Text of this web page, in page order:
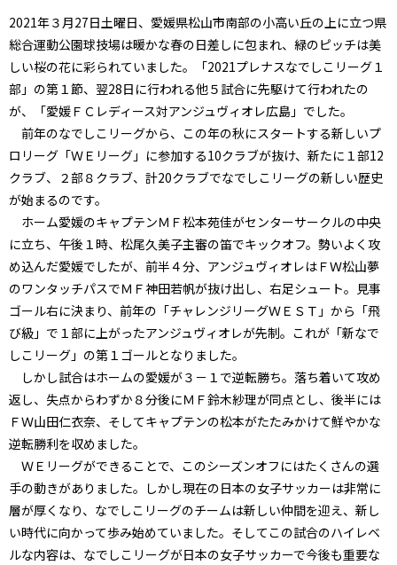
2021年３月27日土曜日、愛媛県松山市南部の小高い丘の上に立つ県
総合運動公園球技場は暖かな春の日差しに包まれ、緑のピッチは美
しい桜の花に彩られていました。「2021プレナスなでしこリーグ１
部」の第１節、翌28日に行われる他５試合に先駆けて行われたの
が、「愛媛ＦＣレディース対アンジュヴィオレ広島」でした。
前年のなでしこリーグから、この年の秋にスタートする新しいプ
ロリーグ「ＷＥリーグ」に参加する10クラブが抜け、新たに１部12
クラブ、２部８クラブ、計20クラブでなでしこリーグの新しい歴史
が始まるのです。
ホーム愛媛のキャプテンＭＦ松本苑佳がセンターサークルの中央
に立ち、午後１時、松尾久美子主審の笛でキックオフ。勢いよく攻
め込んだ愛媛でしたが、前半４分、アンジュヴィオレはＦＷ松山夢
のワンタッチパスでＭＦ神田若帆が抜け出し、右足シュート。見事
ゴール右に決まり、前年の「チャレンジリーグＷＥＳＴ」から「飛
び級」で１部に上がったアンジュヴィオレが先制。これが「新なで
しこリーグ」の第１ゴールとなりました。
しかし試合はホームの愛媛が３－１で逆転勝ち。落ち着いて攻め
返し、失点からわずか８分後にＭＦ鈴木紗理が同点とし、後半には
ＦＷ山田仁衣奈、そしてキャプテンの松本がたたみかけて鮮やかな
逆転勝利を収めました。
ＷＥリーグができることで、このシーズンオフにはたくさんの選
手の動きがありました。しかし現在の日本の女子サッカーは非常に
層が厚くなり、なでしこリーグのチームは新しい仲間を迎え、新し
い時代に向かって歩み始めていました。そしてこの試合のハイレベ
ルな内容は、なでしこリーグが日本の女子サッカーで今後も重要な